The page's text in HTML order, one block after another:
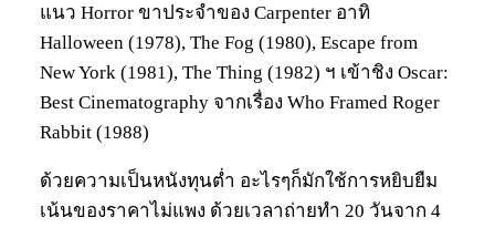
แนว Horror ขาประจำของ Carpenter อาทิ
Halloween (1978), The Fog (1980), Escape from
New York (1981), The Thing (1982) ฯ เข้าชิง Oscar:
Best Cinematography จากเรื่อง Who Framed Roger
Rabbit (1988)
ด้วยความเป็นหนังทุนต่ำ อะไรๆก็มักใช้การหยิบยืม
เน้นของราคาไม่แพง ด้วยเวลาถ่ายทำ 20 วันจาก 4